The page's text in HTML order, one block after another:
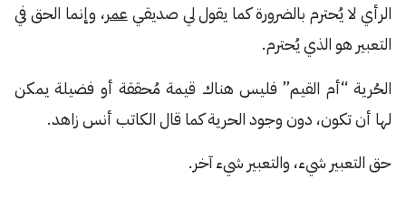
الرأي لا يُحترم بالضرورة كما يقول لي صديقيعمر، وإنما الحق في
التعبير هو الذي يُحترم.
الحُرية “أم القيم” فليس هناك قيمة مُحققة أو فضيلة يمكن
لها أن تكون، دون وجود الحرية كما قال الكاتب أنس زاهد.
حق التعبير شيء، والتعبير شيء آخر.